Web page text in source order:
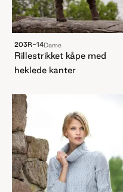
203R-14Dame
Rillestrikket kåpe med
heklede kanter